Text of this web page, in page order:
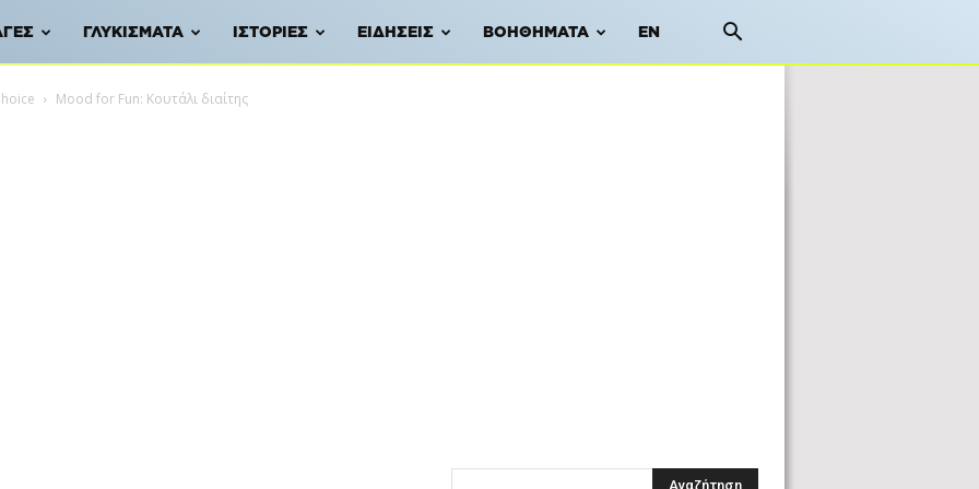
ΓΛΥΚΊΣΜΑΤΑ ΙΣΤΟΡΊΕΣ ΕΙΔΉΣΕΙΣ ΒΟΗΘΉΜΑΤΑ EN
Mood for Fun: Κουτάλι διαίτης